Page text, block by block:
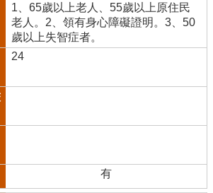
1、65歲以上老人、55歲以上原住民
老人。2、領有身心障礙證明。3、50
歲以上失智症者。
24
有